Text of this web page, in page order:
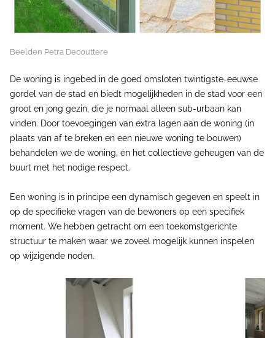
Beelden Petra Decouttere
De woning is ingebed in de goed omsloten twintigste-eeuwse
gordel van de stad en biedt mogelijkheden in de stad voor een
groot en jong gezin, die je normaal alleen sub-urbaan kan
vinden. Door toevoegingen van extra lagen aan de woning (in
plaats van af te breken en een nieuwe woning te bouwen)
behandelen we de woning, en het collectieve geheugen van de
buurt met het nodige respect.
Een woning is in principe een dynamisch gegeven en speelt in
op de specifieke vragen van de bewoners op een specifiek
moment. We hebben getracht om een toekomstgerichte
structuur te maken waar we zoveel mogelijk kunnen inspelen
op wijzigende noden.